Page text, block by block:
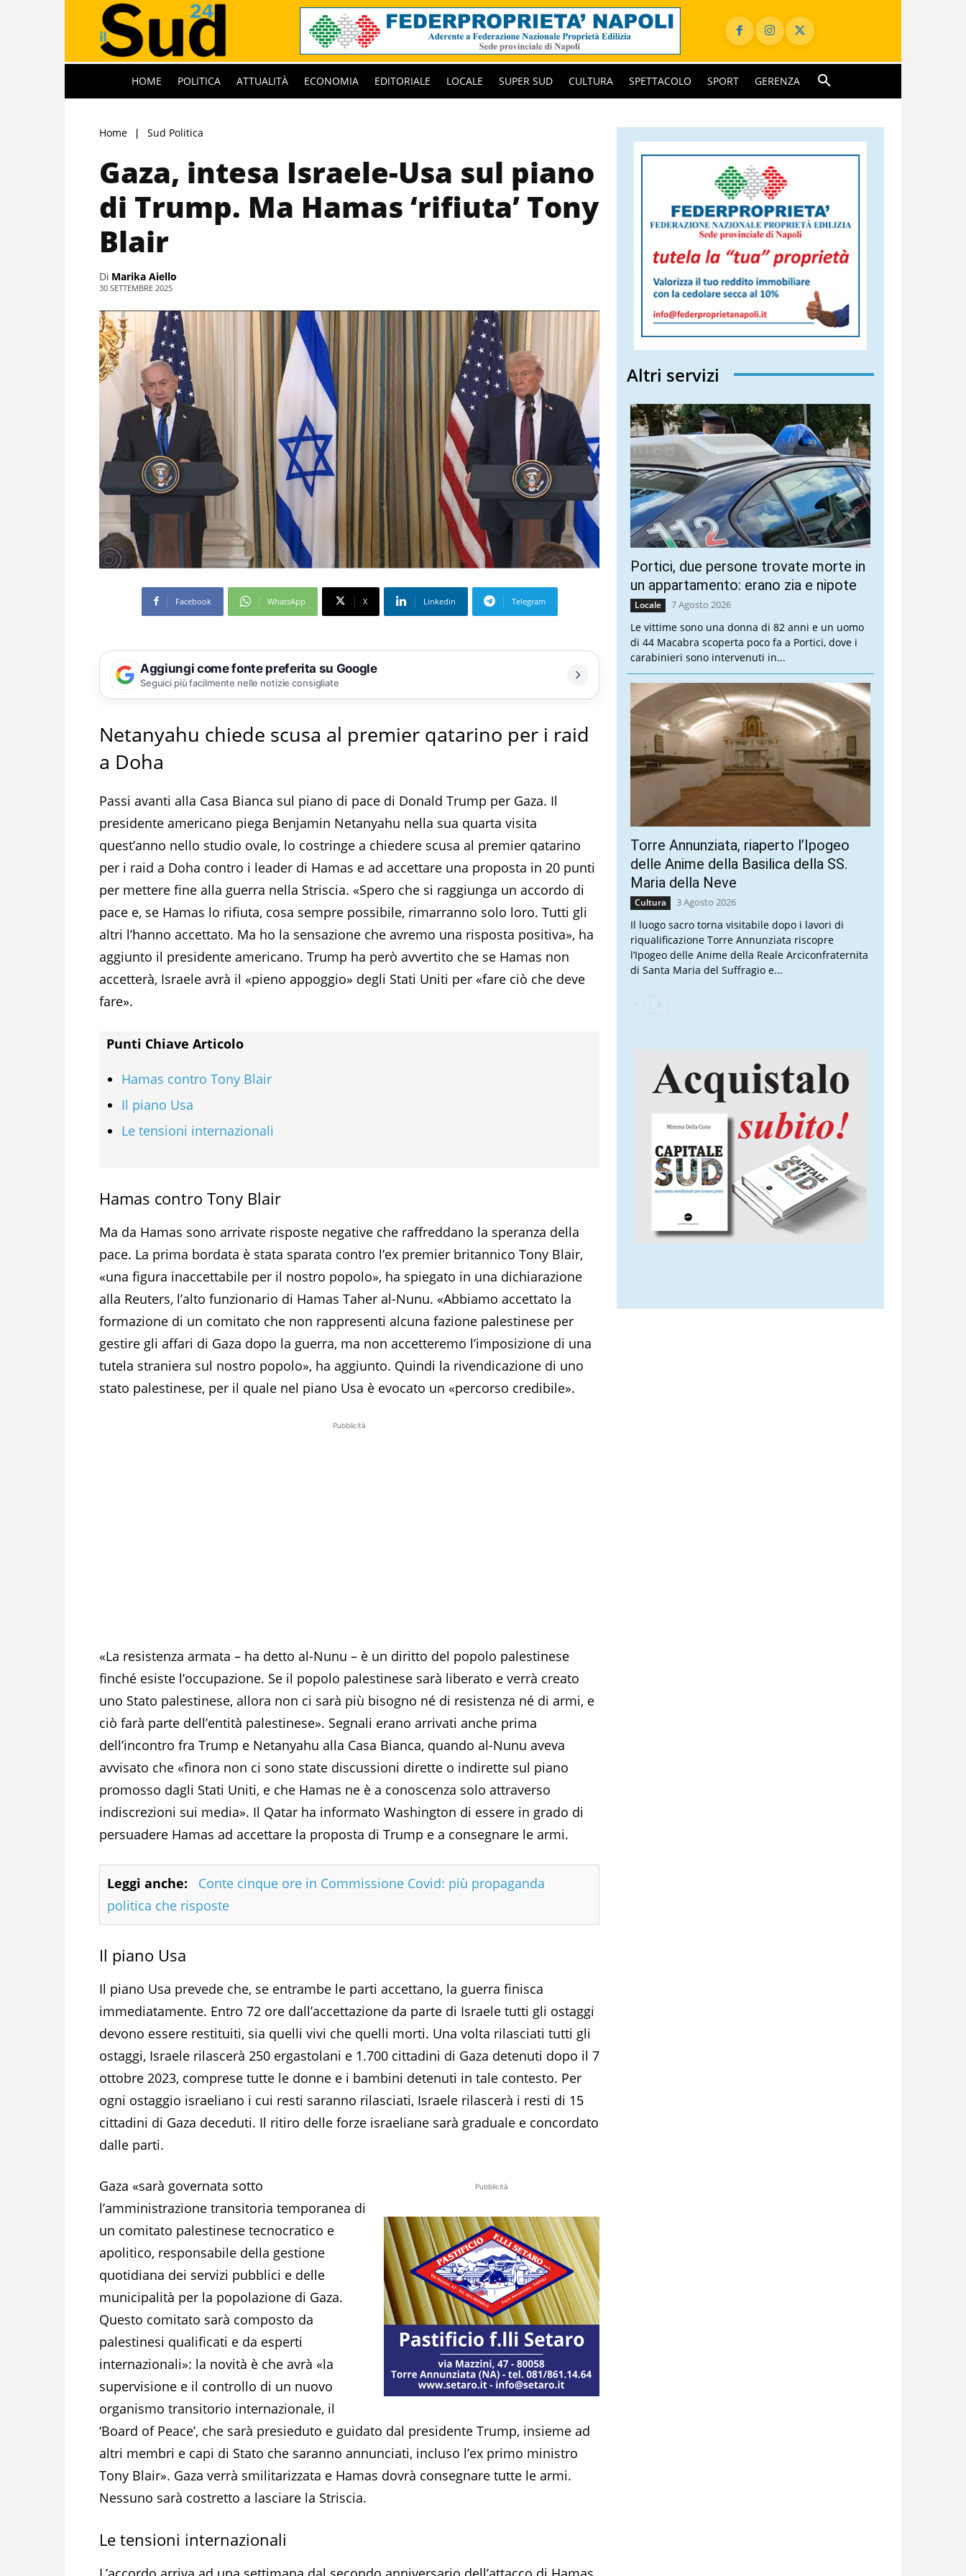
HOME POLITICA ATTUALITÀ ECONOMIA EDITORIALE LOCALE SUPER SUD CULTURA SPETTACOLO SPORT GERENZA
Home Sud Politica
Gaza, intesa Israele-Usa sul piano
di Trump. Ma Hamas ‘rifiuta’ Tony
Blair
Di Marika Aiello
30 SETTEMBRE 2025
Facebook WhatsApp X Linkedin Telegram
Aggiungi come fonte preferita su Google
Seguici più facilmente nelle notizie consigliate
Netanyahu chiede scusa al premier qatarino per i raid
a Doha
Passi avanti alla Casa Bianca sul piano di pace di Donald Trump per Gaza. Il
presidente americano piega Benjamin Netanyahu nella sua quarta visita
quest’anno nello studio ovale, lo costringe a chiedere scusa al premier qatarino
per i raid a Doha contro i leader di Hamas e ad accettare una proposta in 20 punti
per mettere fine alla guerra nella Striscia. «Spero che si raggiunga un accordo di
pace e, se Hamas lo rifiuta, cosa sempre possibile, rimarranno solo loro. Tutti gli
altri l’hanno accettato. Ma ho la sensazione che avremo una risposta positiva», ha
aggiunto il presidente americano. Trump ha però avvertito che se Hamas non
accetterà, Israele avrà il «pieno appoggio» degli Stati Uniti per «fare ciò che deve
fare».
Punti Chiave Articolo
Hamas contro Tony Blair
Il piano Usa
Le tensioni internazionali
Hamas contro Tony Blair
Ma da Hamas sono arrivate risposte negative che raffreddano la speranza della
pace. La prima bordata è stata sparata contro l’ex premier britannico Tony Blair,
«una figura inaccettabile per il nostro popolo», ha spiegato in una dichiarazione
alla Reuters, l’alto funzionario di Hamas Taher al-Nunu. «Abbiamo accettato la
formazione di un comitato che non rappresenti alcuna fazione palestinese per
gestire gli affari di Gaza dopo la guerra, ma non accetteremo l’imposizione di una
tutela straniera sul nostro popolo», ha aggiunto. Quindi la rivendicazione di uno
stato palestinese, per il quale nel piano Usa è evocato un «percorso credibile».
Pubblicità
«La resistenza armata – ha detto al-Nunu – è un diritto del popolo palestinese
finché esiste l’occupazione. Se il popolo palestinese sarà liberato e verrà creato
uno Stato palestinese, allora non ci sarà più bisogno né di resistenza né di armi, e
ciò farà parte dell’entità palestinese». Segnali erano arrivati anche prima
dell’incontro fra Trump e Netanyahu alla Casa Bianca, quando al-Nunu aveva
avvisato che «finora non ci sono state discussioni dirette o indirette sul piano
promosso dagli Stati Uniti, e che Hamas ne è a conoscenza solo attraverso
indiscrezioni sui media». Il Qatar ha informato Washington di essere in grado di
persuadere Hamas ad accettare la proposta di Trump e a consegnare le armi.
Leggi anche:
Conte cinque ore in Commissione Covid: più propaganda
politica che risposte
Il piano Usa
Il piano Usa prevede che, se entrambe le parti accettano, la guerra finisca
immediatamente. Entro 72 ore dall’accettazione da parte di Israele tutti gli ostaggi
devono essere restituiti, sia quelli vivi che quelli morti. Una volta rilasciati tutti gli
ostaggi, Israele rilascerà 250 ergastolani e 1.700 cittadini di Gaza detenuti dopo il 7
ottobre 2023, comprese tutte le donne e i bambini detenuti in tale contesto. Per
ogni ostaggio israeliano i cui resti saranno rilasciati, Israele rilascerà i resti di 15
cittadini di Gaza deceduti. Il ritiro delle forze israeliane sarà graduale e concordato
dalle parti.
Pubblicità
Gaza «sarà governata sotto
l’amministrazione transitoria temporanea di
un comitato palestinese tecnocratico e
apolitico, responsabile della gestione
quotidiana dei servizi pubblici e delle
municipalità per la popolazione di Gaza.
Questo comitato sarà composto da
palestinesi qualificati e da esperti
internazionali»: la novità è che avrà «la
supervisione e il controllo di un nuovo
organismo transitorio internazionale, il
‘Board of Peace’, che sarà presieduto e guidato dal presidente Trump, insieme ad
altri membri e capi di Stato che saranno annunciati, incluso l’ex primo ministro
Tony Blair». Gaza verrà smilitarizzata e Hamas dovrà consegnare tutte le armi.
Nessuno sarà costretto a lasciare la Striscia.
Le tensioni internazionali
Altri servizi
Portici, due persone trovate morte in
un appartamento: erano zia e nipote
Locale 7 Agosto 2026
Le vittime sono una donna di 82 anni e un uomo
di 44 Macabra scoperta poco fa a Portici, dove i
carabinieri sono intervenuti in...
Torre Annunziata, riaperto l’Ipogeo
delle Anime della Basilica della SS.
Maria della Neve
Cultura 3 Agosto 2026
Il luogo sacro torna visitabile dopo i lavori di
riqualificazione Torre Annunziata riscopre
l’Ipogeo delle Anime della Reale Arciconfraternita
di Santa Maria del Suffragio e...